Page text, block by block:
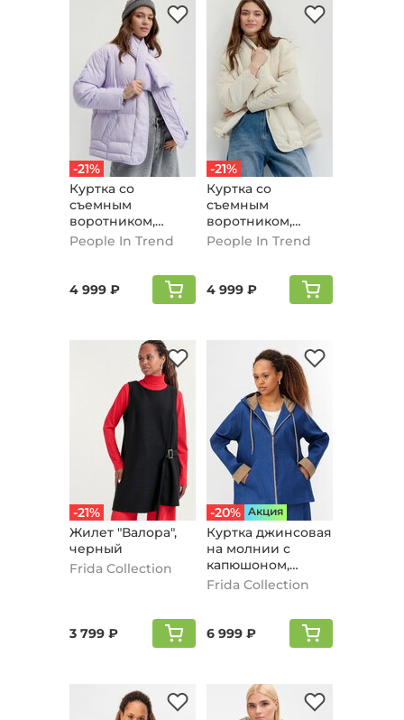
-21%
Куртка со
съемным
воротником,
сиреневый
People In Trend
4 999 ₽
-21%
Куртка со
съемным
воротником,
молочный
People In Trend
4 999 ₽
-21%
Жилет "Валора",
черный
Frida Collection
3 799 ₽
-20% Aкция
Куртка джинсовая
на молнии с
капюшоном,
синий
Frida Collection
6 999 ₽